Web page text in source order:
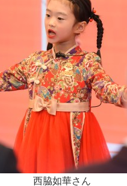
西脇如華さん